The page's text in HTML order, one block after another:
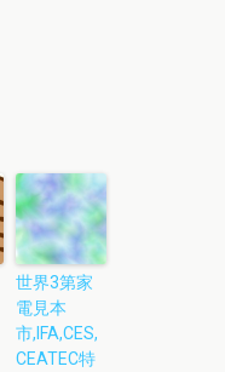
世界3第家
電見本
市,IFA,CES,
CEATEC特